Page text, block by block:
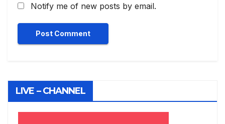
Notify me of new posts by email.
LIVE – CHANNEL